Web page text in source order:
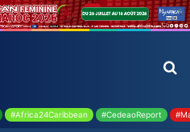
#Africa24Caribbean #CedeaoReport